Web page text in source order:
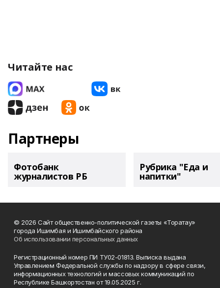
Читайте нас
Партнеры
Фотобанк
журналистов РБ
Рубрика "Еда и
напитки"
© 2026 Сайт общественно-политической газеты «Торатау»
города Ишимбая и Ишимбайского района
Об использовании персональных данных
Регистрационный номер ПИ ТУ02-01813. Выписка выдана
Управлением Федеральной службы по надзору в сфере связи,
информационных технологий и массовых коммуникаций по
Республике Башкортостан от 19.05.2025 г.